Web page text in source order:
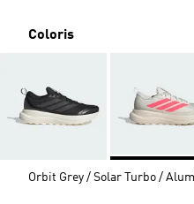
Coloris
Orbit Grey / Solar Turbo /